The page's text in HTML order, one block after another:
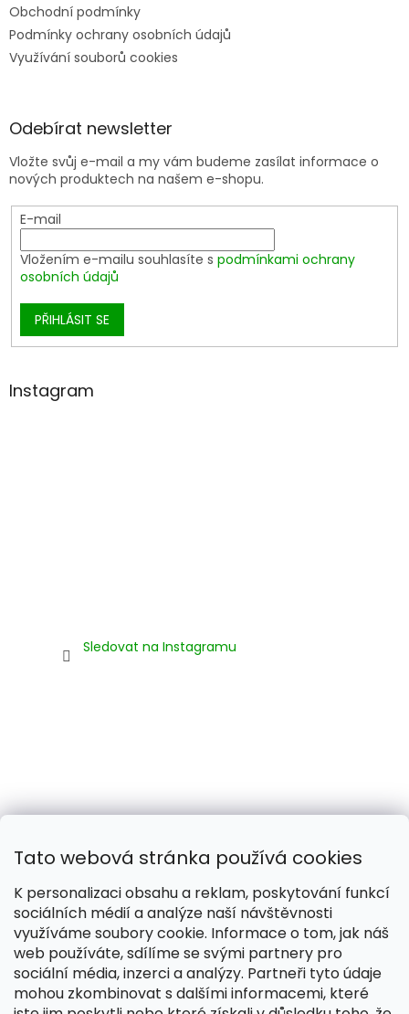
Tato webová stránka používá cookies
K personalizaci obsahu a reklam, poskytování funkcí
sociálních médií a analýze naší návštěvnosti
využíváme soubory cookie. Informace o tom, jak náš
web používáte, sdílíme se svými partnery pro
sociální média, inzerci a analýzy. Partneři tyto údaje
mohou zkombinovat s dalšími informacemi, které
Obchodní podmínky
Podmínky ochrany osobních údajů
Využívání souborů cookies
Odebírat newsletter
Vložte svůj e-mail a my vám budeme zasílat informace o
nových produktech na našem e-shopu.
E-mail
Vložením e-mailu souhlasíte s podmínkami ochrany
osobních údajů
PŘIHLÁSIT SE
Instagram
Sledovat na Instagramu
Naše smečka: Silver Needles (Chovatelská stanice)